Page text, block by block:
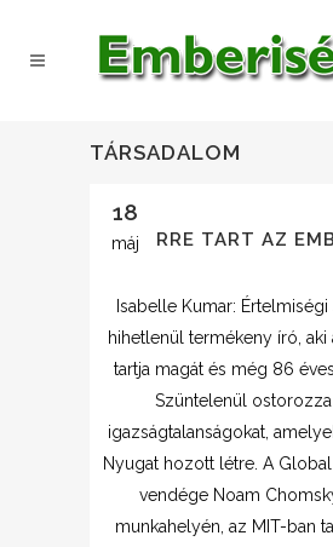
TÁRSADALOM
18
májMERRE TART AZ
Isabelle Kumar: Értelmiségi
hihetlenül termékeny író, aki
tartja magát és még 86
Szüntelenül
igazságtalanságokat,
Nyugat hozott létre. A
vendége Noam
munkahelyén, az MIT-ban